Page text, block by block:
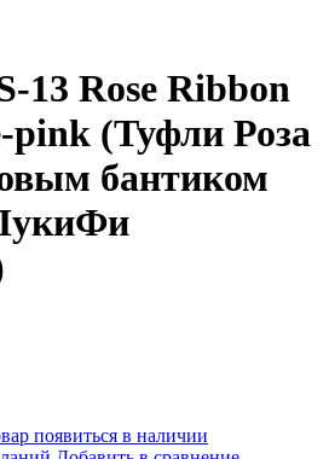
13 Rose Ribbon
pink (Туфли Роза
бантиком
появиться в наличии